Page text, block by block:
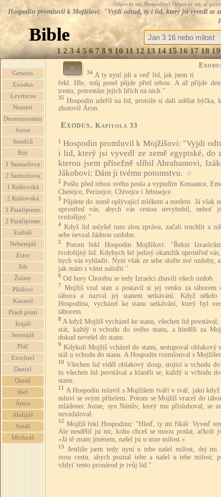
Odpověz mi, Hospodine! Odpověz mi, ať
Hospodin promluvil k Mojžíšovi: "Vyjdi odtud, ty i lid, který jsi vyvedl ze
Bible
1 2 3 4 5 6 7 8 9 10 11 12 13 14 15 16 17 18 19
Genesis
Exodus
Leviticus
Numeri
Deuteronomiu
Jozue
Soudců
Rút
1 Samuelova
2 Samuelova
1 Královská
2 Královská
1 Paralipome
2 Paralipome
Ezdráš
Nehemjáš
Ester
Jób
Žalmy
Přísloví
Kazatel
Píseň písní
Izajáš
Jeremjáš
Pláč
Ezechiel
Daniel
Ozeáš
Jóel
Ámos
Abdijáš
Jonáš
Micheáš
<
34 A ty nyní jdi a veď lid, jak jsem ti
řekl. Hle, můj posel půjde před tebou. A až přijde
trestu, potrestám jejich hřích na nich."
35 Hospodin udeřil na lid, protože si dali udělat býčka,
zhotovil Áron.
Exodus, Kapitola 33
1
Hospodin promluvil k Mojžíšovi: "Vyjdi
i lid, který jsi vyvedl ze země egyptské, do
kterou jsem přísežně slíbil Abrahamovi,
Jákobovi: Dám ji tvému potomstvu.
☆
2 Pošlu před tebou svého posla a vypudím Kenaance,
Chetejce, Perizejce, Chivejce i Jebúsejce.
3 Půjdete do země oplývající mlékem a medem. Já však
uprostřed vás, abych vás cestou nevyhubil, neboť
tvrdošíjný."
4 Když lid uslyšel tuto zlou zprávu, začali truchlit a
sebe nevzal žádnou ozdobu.
5
Potom řekl Hospodin Mojžíšovi: "Řekni
tvrdošíjný lid. Kdybych šel jediný okamžik uprostřed
bych vás vyhladit. Nyní však ze sebe složte své ozdoby,
jak mám s vámi naložit."
6 Od hory Chorébu se tedy Izraelci zbavili všech ozdob.
7
Mojžíš vzal stan a postavil si jej venku za táborem
tábora a nazval jej stanem setkávání. Když někdo
Hospodina, vycházel ke stanu setkávání, který byl
táborem.
8 A když Mojžíš vycházel ke stanu, všechen lid povstával;
stát, každý u vchodu do svého stanu, a hleděli za
dokud nevešel do stanu.
9 Kdykoli Mojžíš vcházel do stanu, sestupoval oblakový
stál u vchodu do stanu. A Hospodin rozmlouval s
10 Všechen lid viděl oblakový sloup, stojící u vchodu do
tu všechen lid povstával a klaněli se, každý u vchodu
stanu.
11 A Hospodin mluvil s Mojžíšem tváří v tvář, jako když
mluví se svým přítelem. Potom se Mojžíš vracel do
mládenec Jozue, syn Núnův, který mu přisluhoval, se
nevzdaloval.
12 Mojžíš řekl Hospodinu: "Hleď, ty mi říkáš: Vyveď
Ale nesdělil jsi mi, koho chceš se mnou poslat, ačkoli
»Já tě znám jménem, našel jsi u mne milost.«
13
Jestliže jsem tedy nyní u tebe našel milost, dej mi
svou cestu, abych poznal tebe a našel u tebe milost;
vždyť tento pronárod je tvůj lid."